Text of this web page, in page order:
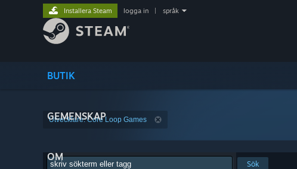
BUTIK
GEMENSKAP
OM
Installera Steam logga in språk
Utvecklare: Core Loop Games
Sök